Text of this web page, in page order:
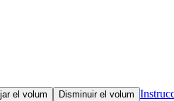
el volum Disminuir el volum